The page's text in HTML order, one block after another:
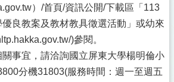
）/首頁/資訊公開/下載區「113
良教案及教材教具徵選活動」或幼來
)參閱。
事宜，請洽詢國立屏東大學楊明倫小
分機31803(服務時間：週一至週五